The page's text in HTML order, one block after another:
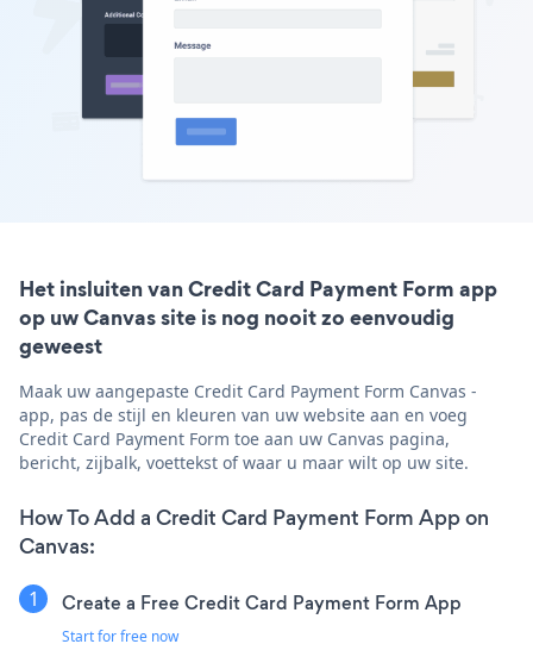
Het insluiten van Credit Card Payment Form app
op uw Canvas site is nog nooit zo eenvoudig
geweest
Maak uw aangepaste Credit Card Payment Form Canvas -
app, pas de stijl en kleuren van uw website aan en voeg
Credit Card Payment Form toe aan uw Canvas pagina,
bericht, zijbalk, voettekst of waar u maar wilt op uw site.
How To Add a Credit Card Payment Form App on
Canvas:
Create a Free Credit Card Payment Form App
Start for free now